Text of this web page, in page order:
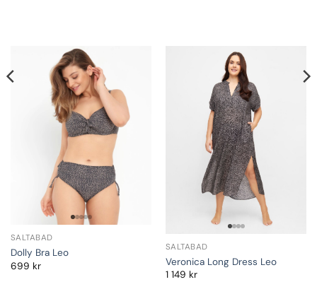
SALTABAD
Dolly Bra Leo
699 kr
SALTABAD
Veronica Long Dress Leo
1 149 kr